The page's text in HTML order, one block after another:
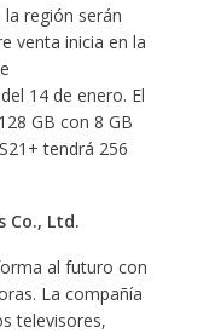
región serán
venta inicia en la
14 de enero. El
GB con 8 GB
tendrá 256
Co., Ltd.
al futuro con
La compañía
televisores,